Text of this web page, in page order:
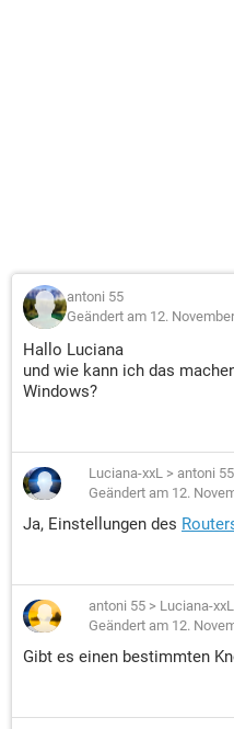
antoni 55
Geändert am 12.
Hallo Luciana
und wie kann ich das
Windows?
Luciana-xxL > antoni 55
Geändert am 12.
Ja, Einstellungen des
antoni 55 > Luciana-xxL
Geändert am 12.
Gibt es einen bestimmten